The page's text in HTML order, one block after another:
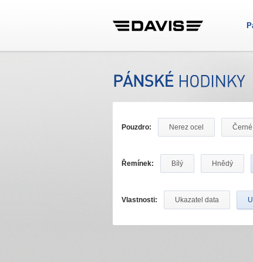
Pouzdro: Nerez ocel Černé
Řemínek: Bílý Hnědý
Vlastnosti: Ukazatel data